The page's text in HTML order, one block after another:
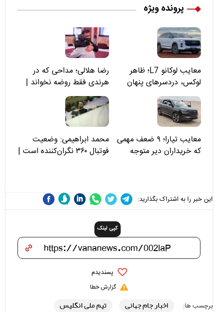
پرونده ویژه
معایب لوکانو L7؛ ظاهر
لوکس، دردسرهای پنهان
رضا هلالی؛ مداحی که در
هرندی فقط روضه نخواند |
مسئولان «تکیه‌گاه آقا مرتضی
علی(ع)» را جدی‌تر ببینند
معایب تیارا؛ ۹ ضعف مهمی
که خریداران دیر متوجه
محمد ابراهیمی: وضعیت
فوتبال ۳۶۰ نگران‌کننده است |
این خبر را به اشتراک بگذارید:
کپی لینک
پسندیدم
گزارش خطا
برچسب ها: اخبار جام جهانی
تیم ملی انگلیس